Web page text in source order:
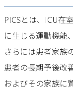
PICSとは、ICU在
に生じる運動機能
さらには患者家族
患者の長期予後改
およびその家族に